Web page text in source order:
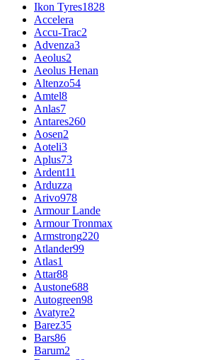
Ikon Tyres1828
Accelera
Accu-Trac2
Advenza3
Aeolus2
Aeolus Henan
Altenzo54
Amtel8
Anlas7
Antares260
Aosen2
Aoteli3
Aplus73
Ardent11
Arduzza
Arivo978
Armour Lande
Armour Tronmax
Armstrong220
Atlander99
Atlas1
Attar88
Austone688
Autogreen98
Avatyre2
Barez35
Bars86
Barum2